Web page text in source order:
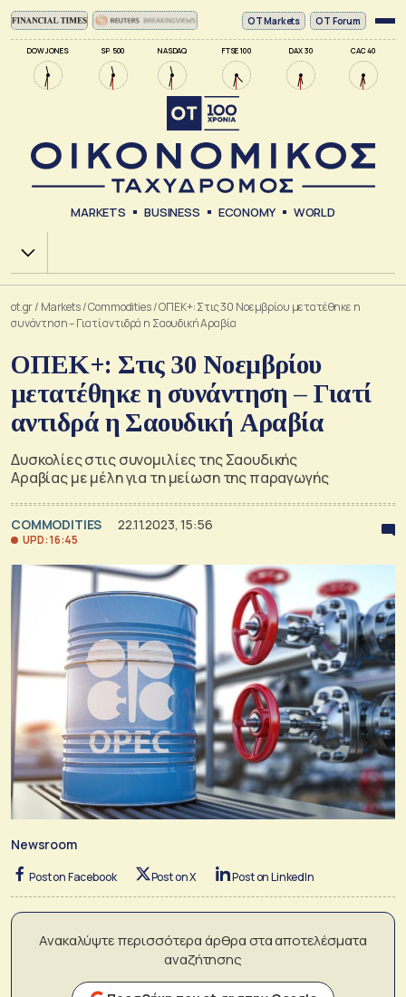
DOW JONES SP 500 NASDAQ FTSE 100 DAX 30 CAC 40
ΟΤ Markets OT Forum
MARKETS BUSINESS ECONOMY WORLD
Χ.Α.
ot.gr/ Markets/Commodities/ΟΠΕΚ+: Στις 30 Νοεμβρίου μετατέθηκε η
συνάντηση – Γιατί αντιδρά η Σαουδική Αραβία
ΟΠΕΚ+: Στις 30 Νοεμβρίου
μετατέθηκε η συνάντηση – Γιατί
αντιδρά η Σαουδική Αραβία
Δυσκολίες στις συνομιλίες της Σαουδικής
Αραβίας με μέλη για τη μείωση της παραγωγής
COMMODITIES 22.11.2023, 15:56
UPD: 16:45
Newsroom
Post on Facebook Post on X Post on LinkedIn
Ανακαλύψτε περισσότερα άρθρα στα αποτελέσματα
αναζήτησης